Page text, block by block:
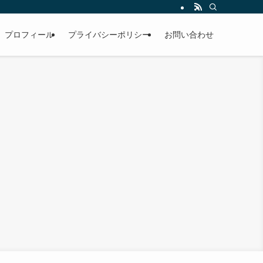
プロフィール プライバシーポリシー お問い合わせ